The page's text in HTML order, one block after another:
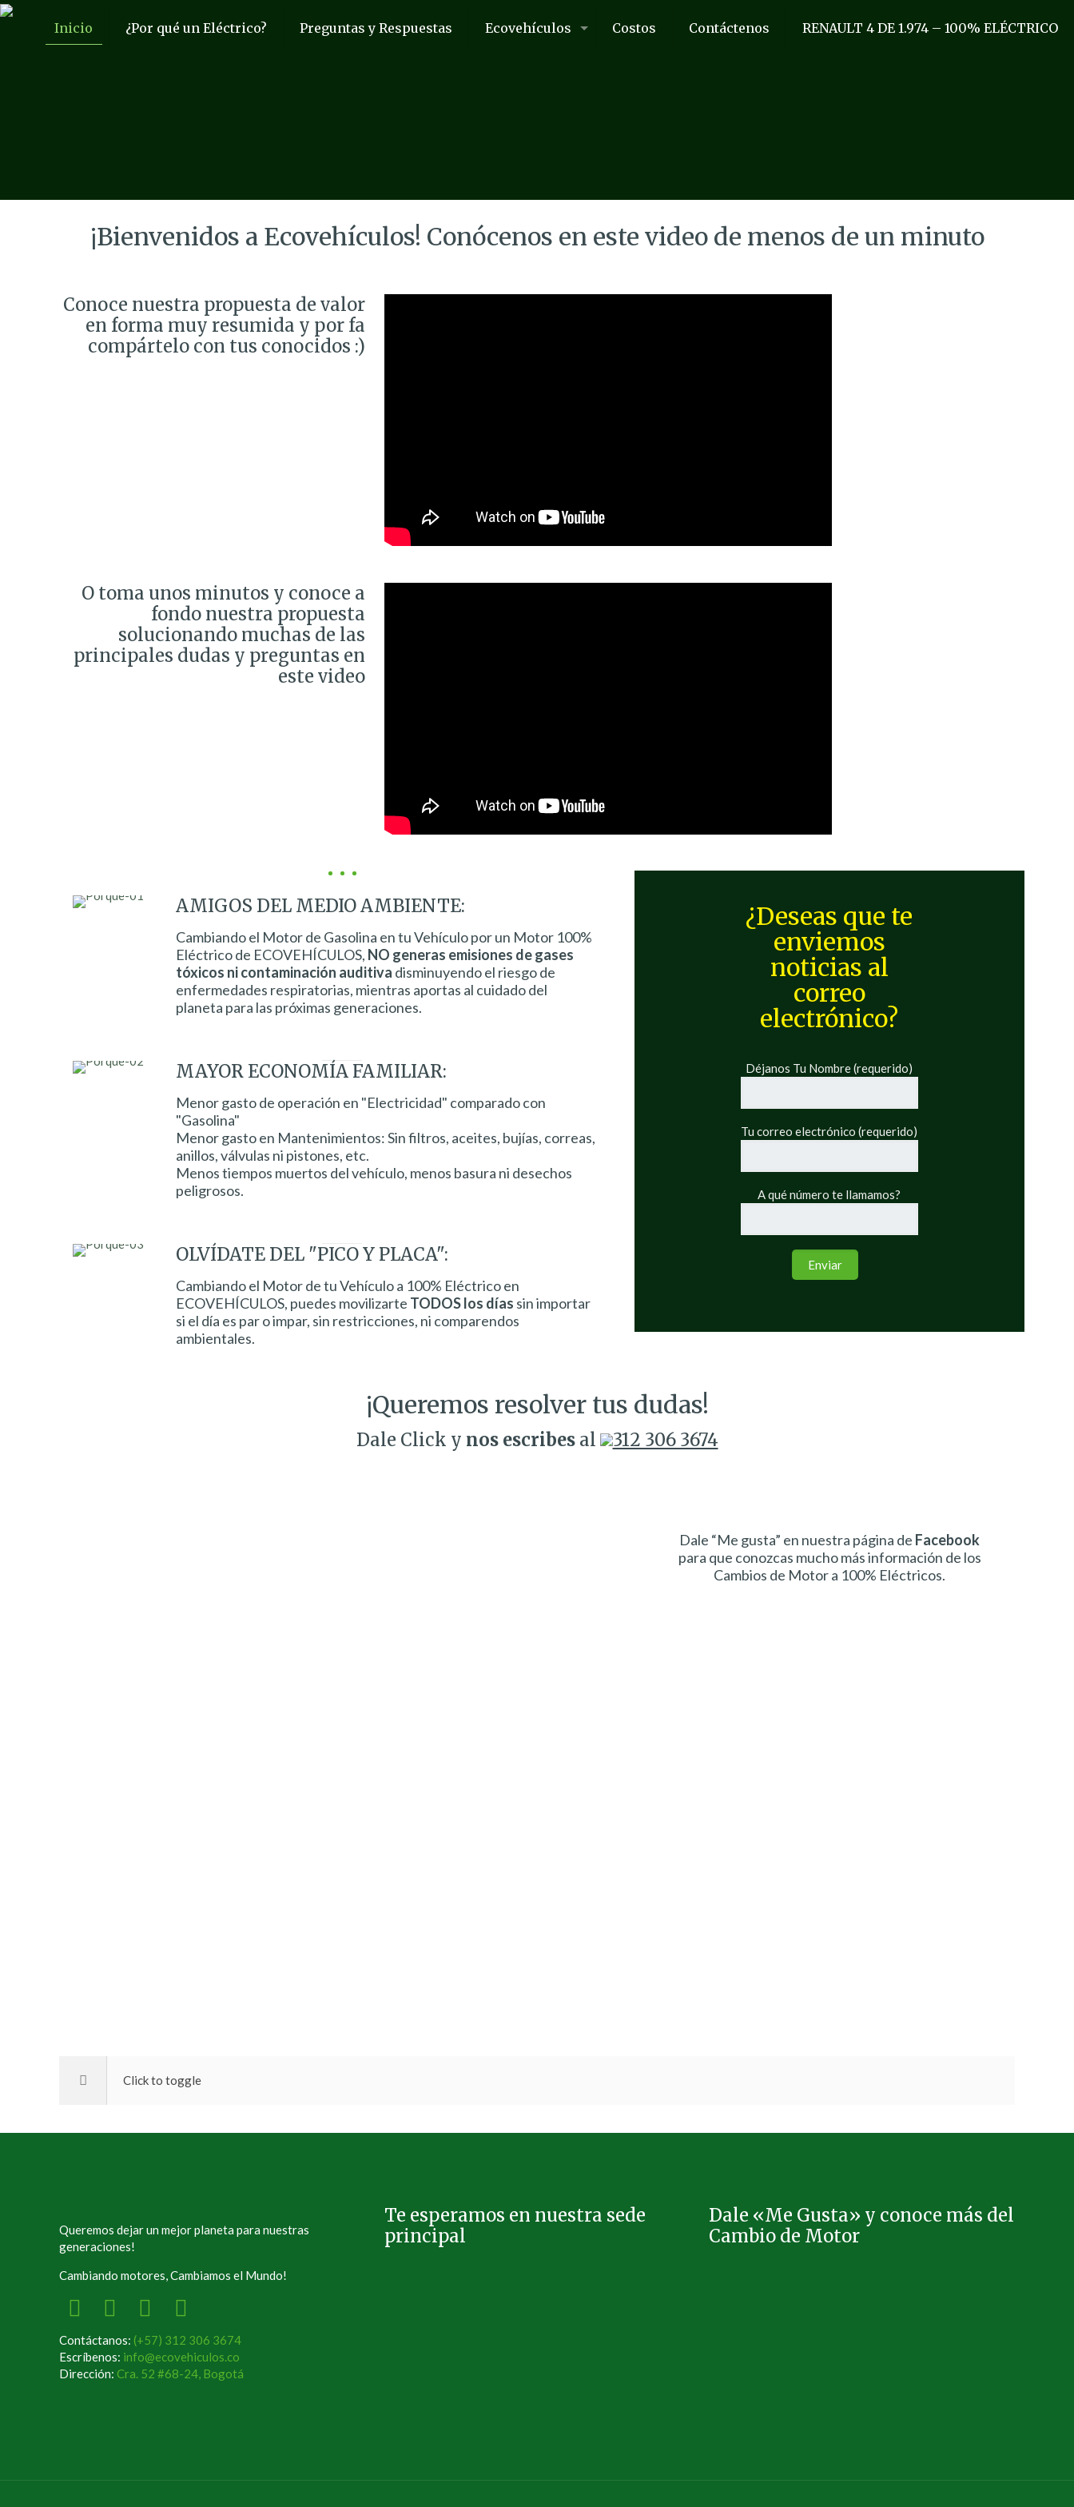
Inicio ¿Por qué un Eléctrico? Preguntas y Respuestas Ecovehículos Costos Contáctenos RENAULT 4 DE 1.974 – 100% ELÉCTRICO
¡Bienvenidos a Ecovehículos! Conócenos en este video de menos de un minuto
Conoce nuestra propuesta de valor
en forma muy resumida y por fa
compártelo con tus conocidos :)
O toma unos minutos y conoce a
fondo nuestra propuesta
solucionando muchas de las
principales dudas y preguntas en
este video
AMIGOS DEL MEDIO AMBIENTE:
Cambiando el Motor de Gasolina en tu Vehículo por un Motor 100%
Eléctrico de ECOVEHÍCULOS, NO generas emisiones de gases
tóxicos ni contaminación auditiva disminuyendo el riesgo de
enfermedades respiratorias, mientras aportas al cuidado del
planeta para las próximas generaciones.
MAYOR ECONOMÍA FAMILIAR:
Menor gasto de operación en "Electricidad" comparado con
"Gasolina"
Menor gasto en Mantenimientos: Sin filtros, aceites, bujías, correas,
anillos, válvulas ni pistones, etc.
Menos tiempos muertos del vehículo, menos basura ni desechos
peligrosos.
OLVÍDATE DEL "PICO Y PLACA":
Cambiando el Motor de tu Vehículo a 100% Eléctrico en
ECOVEHÍCULOS, puedes movilizarte TODOS los días sin importar
si el día es par o impar, sin restricciones, ni comparendos
ambientales.
¿Deseas que te
enviemos
noticias al
correo
electrónico?
Déjanos Tu Nombre (requerido)
Tu correo electrónico (requerido)
A qué número te llamamos?
¡Queremos resolver tus dudas!
Dale Click y nos escribesal 312 306 3674
Dale “Me gusta” en nuestra página de Facebook
para que conozcas mucho más información de los
Cambios de Motor a 100% Eléctricos.
Click to toggle
Queremos dejar un mejor planeta para nuestras
generaciones!
Cambiando motores, Cambiamos el Mundo!
Contáctanos: (+57) 312 306 3674
Escríbenos: info@ecovehiculos.co
Dirección: Cra. 52 #68-24, Bogotá
Te esperamos en nuestra sede
principal
Dale «Me Gusta» y conoce más del
Cambio de Motor